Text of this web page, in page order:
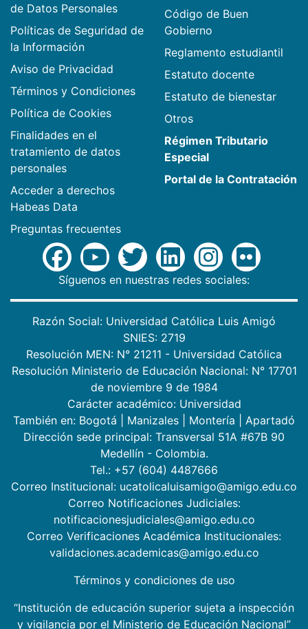
de Datos Personales
Políticas de Seguridad de
la Información
Aviso de Privacidad
Términos y Condiciones
Política de Cookies
Finalidades en el
tratamiento de datos
personales
Acceder a derechos
Habeas Data
Preguntas frecuentes
Código de Buen
Gobierno
Reglamento estudiantil
Estatuto docente
Estatuto de bienestar
Otros
Régimen Tributario
Especial
Portal de la Contratación
Síguenos en nuestras redes sociales:
Razón Social: Universidad Católica Luis Amigó
SNIES: 2719
Resolución MEN: N° 21211 - Universidad Católica
Resolución Ministerio de Educación Nacional: N° 17701
de noviembre 9 de 1984
Carácter académico: Universidad
También en: Bogotá Manizales Montería
Apartadó
Dirección sede principal: Transversal 51A #67B 90
Medellín - Colombia.
Tel.: +57 (604) 4487666
Correo Institucional: ucatolicaluisamigo@amigo.edu.co
Correo Notificaciones Judiciales:
notificacionesjudiciales@amigo.edu.co
Correo Verificaciones Académica Institucionales:
validaciones.academicas@amigo.edu.co
Términos y condiciones de uso
“Institución de educación superior sujeta a inspección
y vigilancia por el Ministerio de Educación Nacional”